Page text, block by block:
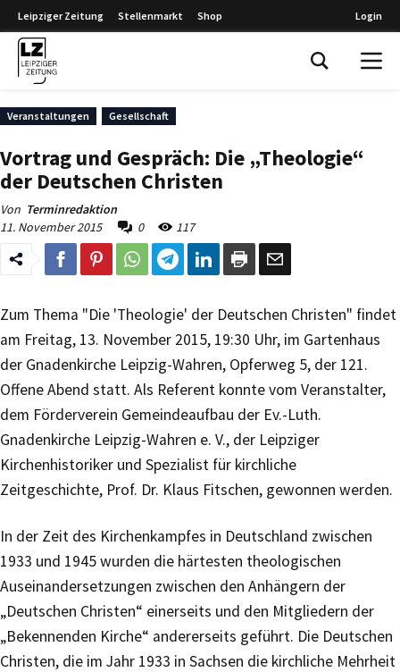
Leipziger Zeitung Stellenmarkt Shop Login
Veranstaltungen Gesellschaft
Vortrag und Gespräch: Die „Theologie“
der Deutschen Christen
Von Terminredaktion
11. November 2015
0 117
Zum Thema "Die 'Theologie' der Deutschen Christen" findet
am Freitag, 13. November 2015, 19:30 Uhr, im Gartenhaus
der Gnadenkirche Leipzig-Wahren, Opferweg 5, der 121.
Offene Abend statt. Als Referent konnte vom Veranstalter,
dem Förderverein Gemeindeaufbau der Ev.-Luth.
Gnadenkirche Leipzig-Wahren e. V., der Leipziger
Kirchenhistoriker und Spezialist für kirchliche
Zeitgeschichte, Prof. Dr. Klaus Fitschen, gewonnen werden.
In der Zeit des Kirchenkampfes in Deutschland zwischen
1933 und 1945 wurden die härtesten theologischen
Auseinandersetzungen zwischen den Anhängern der
„Deutschen Christen“ einerseits und den Mitgliedern der
„Bekennenden Kirche“ andererseits geführt. Die Deutschen
Christen, die im Jahr 1933 in Sachsen die kirchliche Mehrheit